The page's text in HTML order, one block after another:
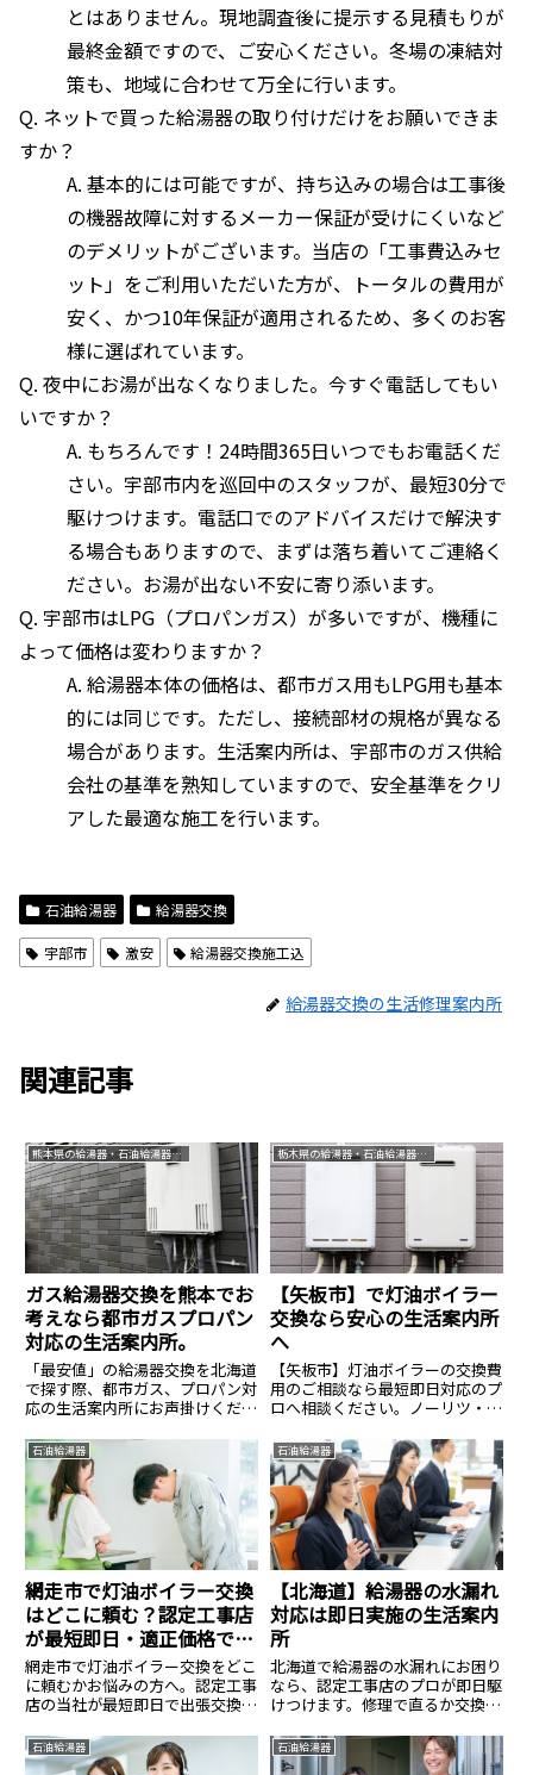
とはありません。現地調査後に提示する見積もりが
最終金額ですので、ご安心ください。冬場の凍結対
策も、地域に合わせて万全に行います。
Q. ネットで買った給湯器の取り付けだけをお願いできま
すか？
A. 基本的には可能ですが、持ち込みの場合は工事後
の機器故障に対するメーカー保証が受けにくいなど
のデメリットがございます。当店の「工事費込みセ
ット」をご利用いただいた方が、トータルの費用が
安く、かつ10年保証が適用されるため、多くのお客
様に選ばれています。
Q. 夜中にお湯が出なくなりました。今すぐ電話してもい
いですか？
A. もちろんです！24時間365日いつでもお電話くだ
さい。宇部市内を巡回中のスタッフが、最短30分で
駆けつけます。電話口でのアドバイスだけで解決す
る場合もありますので、まずは落ち着いてご連絡く
ださい。お湯が出ない不安に寄り添います。
Q. 宇部市はLPG（プロパンガス）が多いですが、機種に
よって価格は変わりますか？
A. 給湯器本体の価格は、都市ガス用もLPG用も基本
的には同じです。ただし、接続部材の規格が異なる
場合があります。生活案内所は、宇部市のガス供給
会社の基準を熟知していますので、安全基準をクリ
アした最適な施工を行います。
石油給湯器 給湯器交換
宇部市 激安 給湯器交換施工込
給湯器交換の生活修理案内所
関連記事
熊本県の給湯器・石油給湯器交換なら生活案内所
ガス給湯器交換を熊本でお
考えなら都市ガスプロパン
対応の生活案内所。
「最安値」の給湯器交換を北海道
で探す際、都市ガス、プロパン対
応の生活案内所にお声掛けくださ
栃木県の給湯器・石油給湯器交換なら生活案内所
【矢板市】で灯油ボイラー
交換なら安心の生活案内所
へ
【矢板市】灯油ボイラーの交換費
用のご相談なら最短即日対応のプ
ロへ相談ください。ノーリツ・コ
相談は14.8万円〜。見積無料・24
時間365日受付中。安心の生活案
内所へ。
石油給湯器
網走市で灯油ボイラー交換
はどこに頼む？認定工事店
が最短即日・適正価格で対
応
網走市で灯油ボイラー交換をどこ
に頼むかお悩みの方へ。認定工事
店の当社が最短即日で出張交換し
庫多数。寒冷地特有の凍結対策も
万全に、資格保有者が工事費込み
石油給湯器
【北海道】給湯器の水漏れ
対応は即日実施の生活案内
所
北海道で給湯器の水漏れにお困り
なら、認定工事店のプロが即日駆
けつけます。修理で直るか交換す
ンナイ・ノーリツが最大83%OFF
の工事費込み価格で、今日から安
石油給湯器 石油給湯器